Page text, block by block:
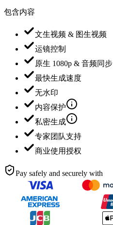
包含内容
文生视频 & 图生视频
运镜控制
原生 1080p & 音频同步
最快生成速度
无水印
内容保护
私密生成
专家团队支持
商业使用授权
Pay safely and securely with